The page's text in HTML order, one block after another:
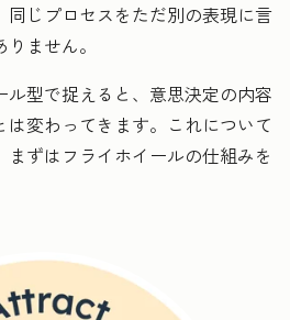
同じプロセスをただ別の表現に言
ません。
ル型で捉えると、意思決定の内容
変わってきます。これについて
ずはフライホイールの仕組みを